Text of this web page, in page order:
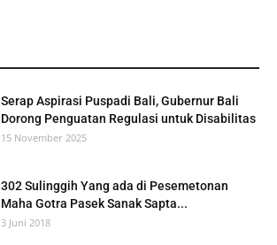
Serap Aspirasi Puspadi Bali, Gubernur Bali
Dorong Penguatan Regulasi untuk Disabilitas
15 November 2025
302 Sulinggih Yang ada di Pesemetonan
Maha Gotra Pasek Sanak Sapta...
3 Juni 2018